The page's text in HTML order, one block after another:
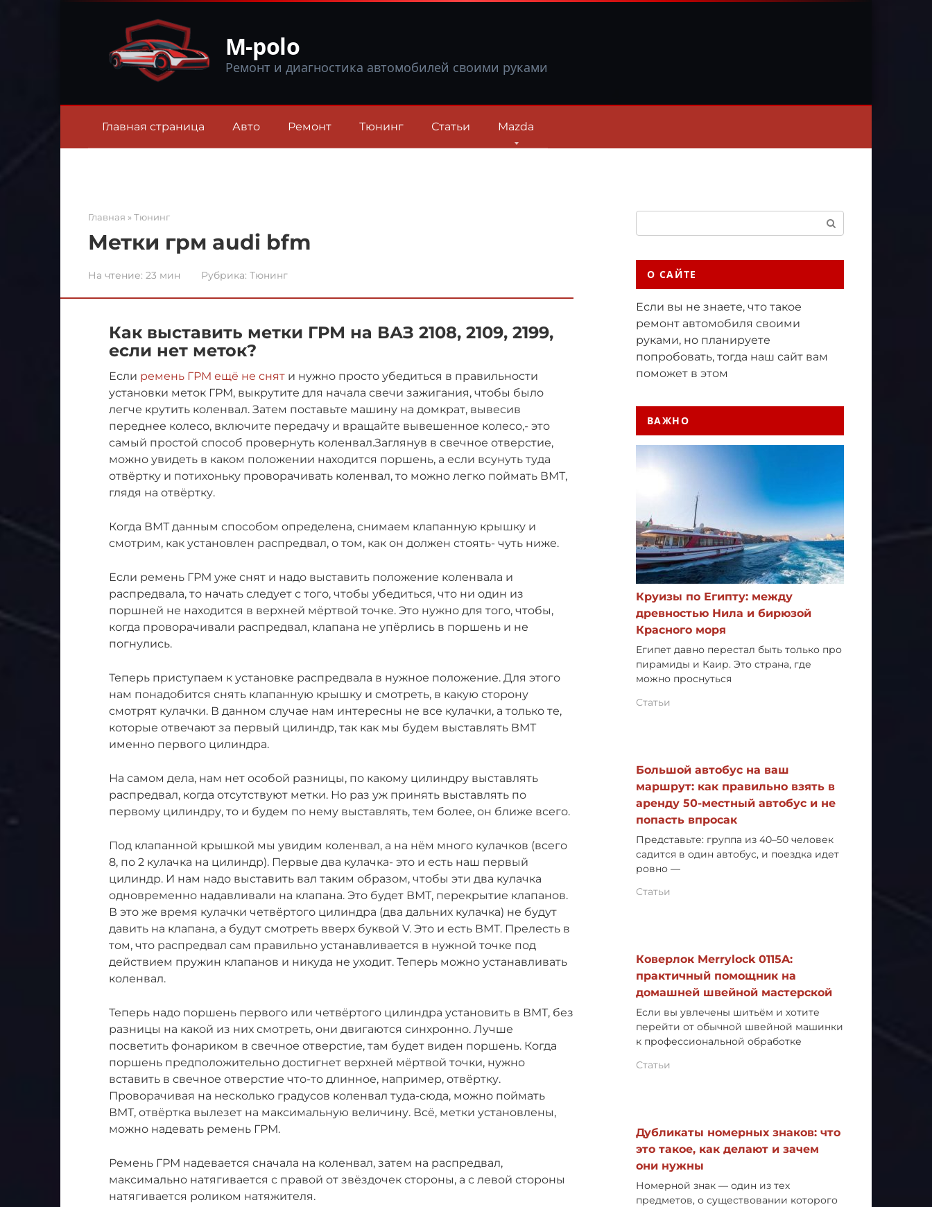
M-polo
Ремонт и диагностика автомобилей своими руками
Главная страница Авто Ремонт Тюнинг Статьи Mazda
Главная » Тюнинг
Метки грм audi bfm
На чтение: 23 мин Рубрика: Тюнинг
Как выставить метки ГРМ на ВАЗ 2108, 2109, 2199,
если нет меток?
Если ремень ГРМ ещё не снят и нужно просто убедиться в правильности
установки меток ГРМ, выкрутите для начала свечи зажигания, чтобы было
легче крутить коленвал. Затем поставьте машину на домкрат, вывесив
переднее колесо, включите передачу и вращайте вывешенное колесо,- это
самый простой способ провернуть коленвал.Заглянув в свечное отверстие,
можно увидеть в каком положении находится поршень, а если всунуть туда
отвёртку и потихоньку проворачивать коленвал, то можно легко поймать ВМТ,
глядя на отвёртку.
Когда ВМТ данным способом определена, снимаем клапанную крышку и
смотрим, как установлен распредвал, о том, как он должен стоять- чуть ниже.
Если ремень ГРМ уже снят и надо выставить положение коленвала и
распредвала, то начать следует с того, чтобы убедиться, что ни один из
поршней не находится в верхней мёртвой точке. Это нужно для того, чтобы,
когда проворачивали распредвал, клапана не упёрлись в поршень и не
погнулись.
Теперь приступаем к установке распредвала в нужное положение. Для этого
нам понадобится снять клапанную крышку и смотреть, в какую сторону
смотрят кулачки. В данном случае нам интересны не все кулачки, а только те,
которые отвечают за первый цилиндр, так как мы будем выставлять ВМТ
именно первого цилиндра.
На самом дела, нам нет особой разницы, по какому цилиндру выставлять
распредвал, когда отсутствуют метки. Но раз уж принять выставлять по
первому цилиндру, то и будем по нему выставлять, тем более, он ближе всего.
Под клапанной крышкой мы увидим коленвал, а на нём много кулачков (всего
8, по 2 кулачка на цилиндр). Первые два кулачка- это и есть наш первый
цилиндр. И нам надо выставить вал таким образом, чтобы эти два кулачка
одновременно надавливали на клапана. Это будет ВМТ, перекрытие клапанов.
В это же время кулачки четвёртого цилиндра (два дальних кулачка) не будут
давить на клапана, а будут смотреть вверх буквой V. Это и есть ВМТ. Прелесть в
том, что распредвал сам правильно устанавливается в нужной точке под
действием пружин клапанов и никуда не уходит. Теперь можно устанавливать
коленвал.
Теперь надо поршень первого или четвёртого цилиндра установить в ВМТ, без
разницы на какой из них смотреть, они двигаются синхронно. Лучше
посветить фонариком в свечное отверстие, там будет виден поршень. Когда
поршень предположительно достигнет верхней мёртвой точки, нужно
вставить в свечное отверстие что-то длинное, например, отвёртку.
Проворачивая на несколько градусов коленвал туда-сюда, можно поймать
ВМТ, отвёртка вылезет на максимальную величину. Всё, метки установлены,
можно надевать ремень ГРМ.
Ремень ГРМ надевается сначала на коленвал, затем на распредвал,
максимально натягивается с правой от звёздочек стороны, а с левой стороны
натягивается роликом натяжителя.
О САЙТЕ
Если вы не знаете, что такое
ремонт автомобиля своими
руками, но планируете
попробовать, тогда наш сайт вам
поможет в этом
ВАЖНО
Круизы по Египту: между
древностью Нила и бирюзой
Красного моря
Египет давно перестал быть только про
пирамиды и Каир. Это страна, где
можно проснуться
Статьи
Большой автобус на ваш
маршрут: как правильно взять в
аренду 50-местный автобус и не
попасть впросак
Представьте: группа из 40–50 человек
садится в один автобус, и поездка идет
ровно —
Статьи
Коверлок Merrylock 0115A:
практичный помощник на
домашней швейной мастерской
Если вы увлечены шитьём и хотите
перейти от обычной швейной машинки
к профессиональной обработке
Статьи
Дубликаты номерных знаков: что
это такое, как делают и зачем
они нужны
Номерной знак — один из тех
предметов, о существовании которого